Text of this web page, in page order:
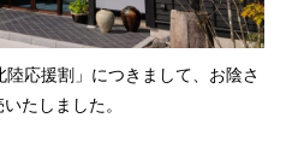
応援割」につきまして、お陰さ
たしました。